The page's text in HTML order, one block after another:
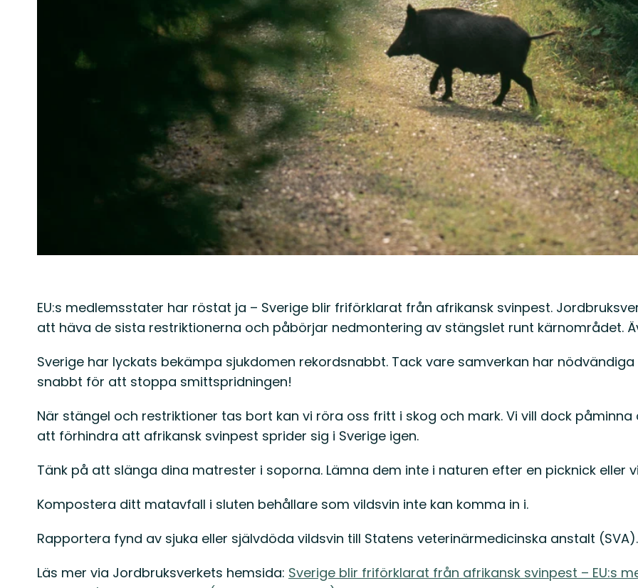
EU:s medlemsstater har röstat ja – Sverige blir friförklarat från afrikansk svinpest.
att häva de sista restriktionerna och påbörjar nedmontering av stängslet runt kärnområdet.
Sverige har lyckats bekämpa sjukdomen rekordsnabbt. Tack vare samverkan har
snabbt för att stoppa smittspridningen!
När stängel och restriktioner tas bort kan vi röra oss fritt i skog och mark. Vi vill dock
att förhindra att afrikansk svinpest sprider sig i Sverige igen.
Tänk på att slänga dina matrester i soporna. Lämna dem inte i naturen efter en picknick eller
Kompostera ditt matavfall i sluten behållare som vildsvin inte kan komma in i.
Rapportera fynd av sjuka eller självdöda vildsvin till Statens veterinärmedicinska anstalt (SVA).
Läs mer via Jordbruksverkets hemsida: Sverige blir friförklarat från afrikansk svinpest – EU:s